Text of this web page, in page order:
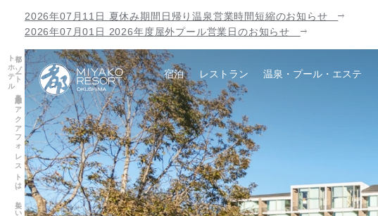
宿泊 レストラン 温泉・プール・エステ
2026年07月11日 夏休み期間日帰り温泉営業時間短縮のお知らせ
2026年07月01日 2026年度屋外プール営業日のお知らせ